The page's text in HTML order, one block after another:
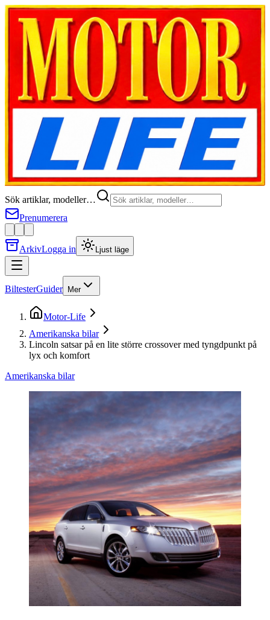
Sök artiklar, modeller…
Prenumerera
ArkivLogga in Ljust läge
BiltesterGuider Mer
Motor-Life
Amerikanska bilar
Lincoln satsar på en lite större crossover med tyngdpunkt på
lyx och komfort
Amerikanska bilar